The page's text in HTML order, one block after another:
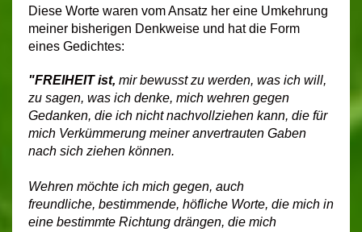
Diese Worte waren vom Ansatz her eine Umkehrung
meiner bisherigen Denkweise und hat die Form
eines Gedichtes:
"FREIHEIT ist, mir bewusst zu werden, was ich will,
zu sagen, was ich denke, mich wehren gegen
Gedanken, die ich nicht nachvollziehen kann, die für
mich Verkümmerung meiner anvertrauten Gaben
nach sich ziehen können.
Wehren möchte ich mich gegen, auch
freundliche, bestimmende, höfliche Worte, die mich in
eine bestimmte Richtung drängen, die mich